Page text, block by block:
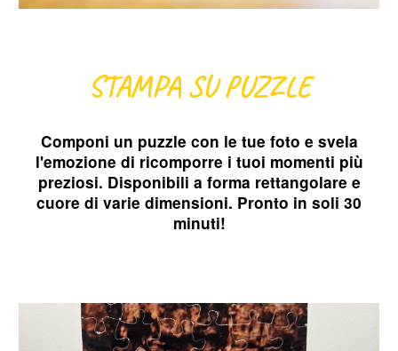
STAMPA SU PUZZLE
Componi un puzzle con le tue foto e svela
l'emozione di ricomporre i tuoi momenti più
preziosi. Disponibili a forma rettangolare e
cuore di varie dimensioni. Pronto in soli 30
minuti!